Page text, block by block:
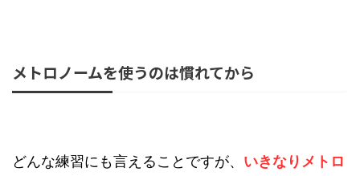
メトロノームを使うのは慣れてから
どんな練習にも言えることですが、 いきなりメトロ